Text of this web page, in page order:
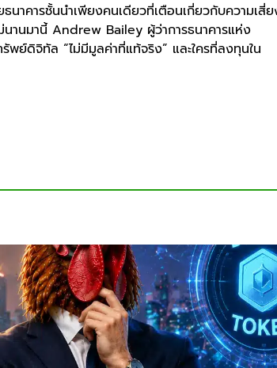
นาคารชั้นนำเพียงคนเดียวที่เตือนเกี่ยวกับความเสี่
านมานี้ Andrew Bailey ผู้ว่าการธนาคารแห่ง
ย์ดิจิทัล “ไม่มีมูลค่าที่แท้จริง” และใครที่ลงทุนใน